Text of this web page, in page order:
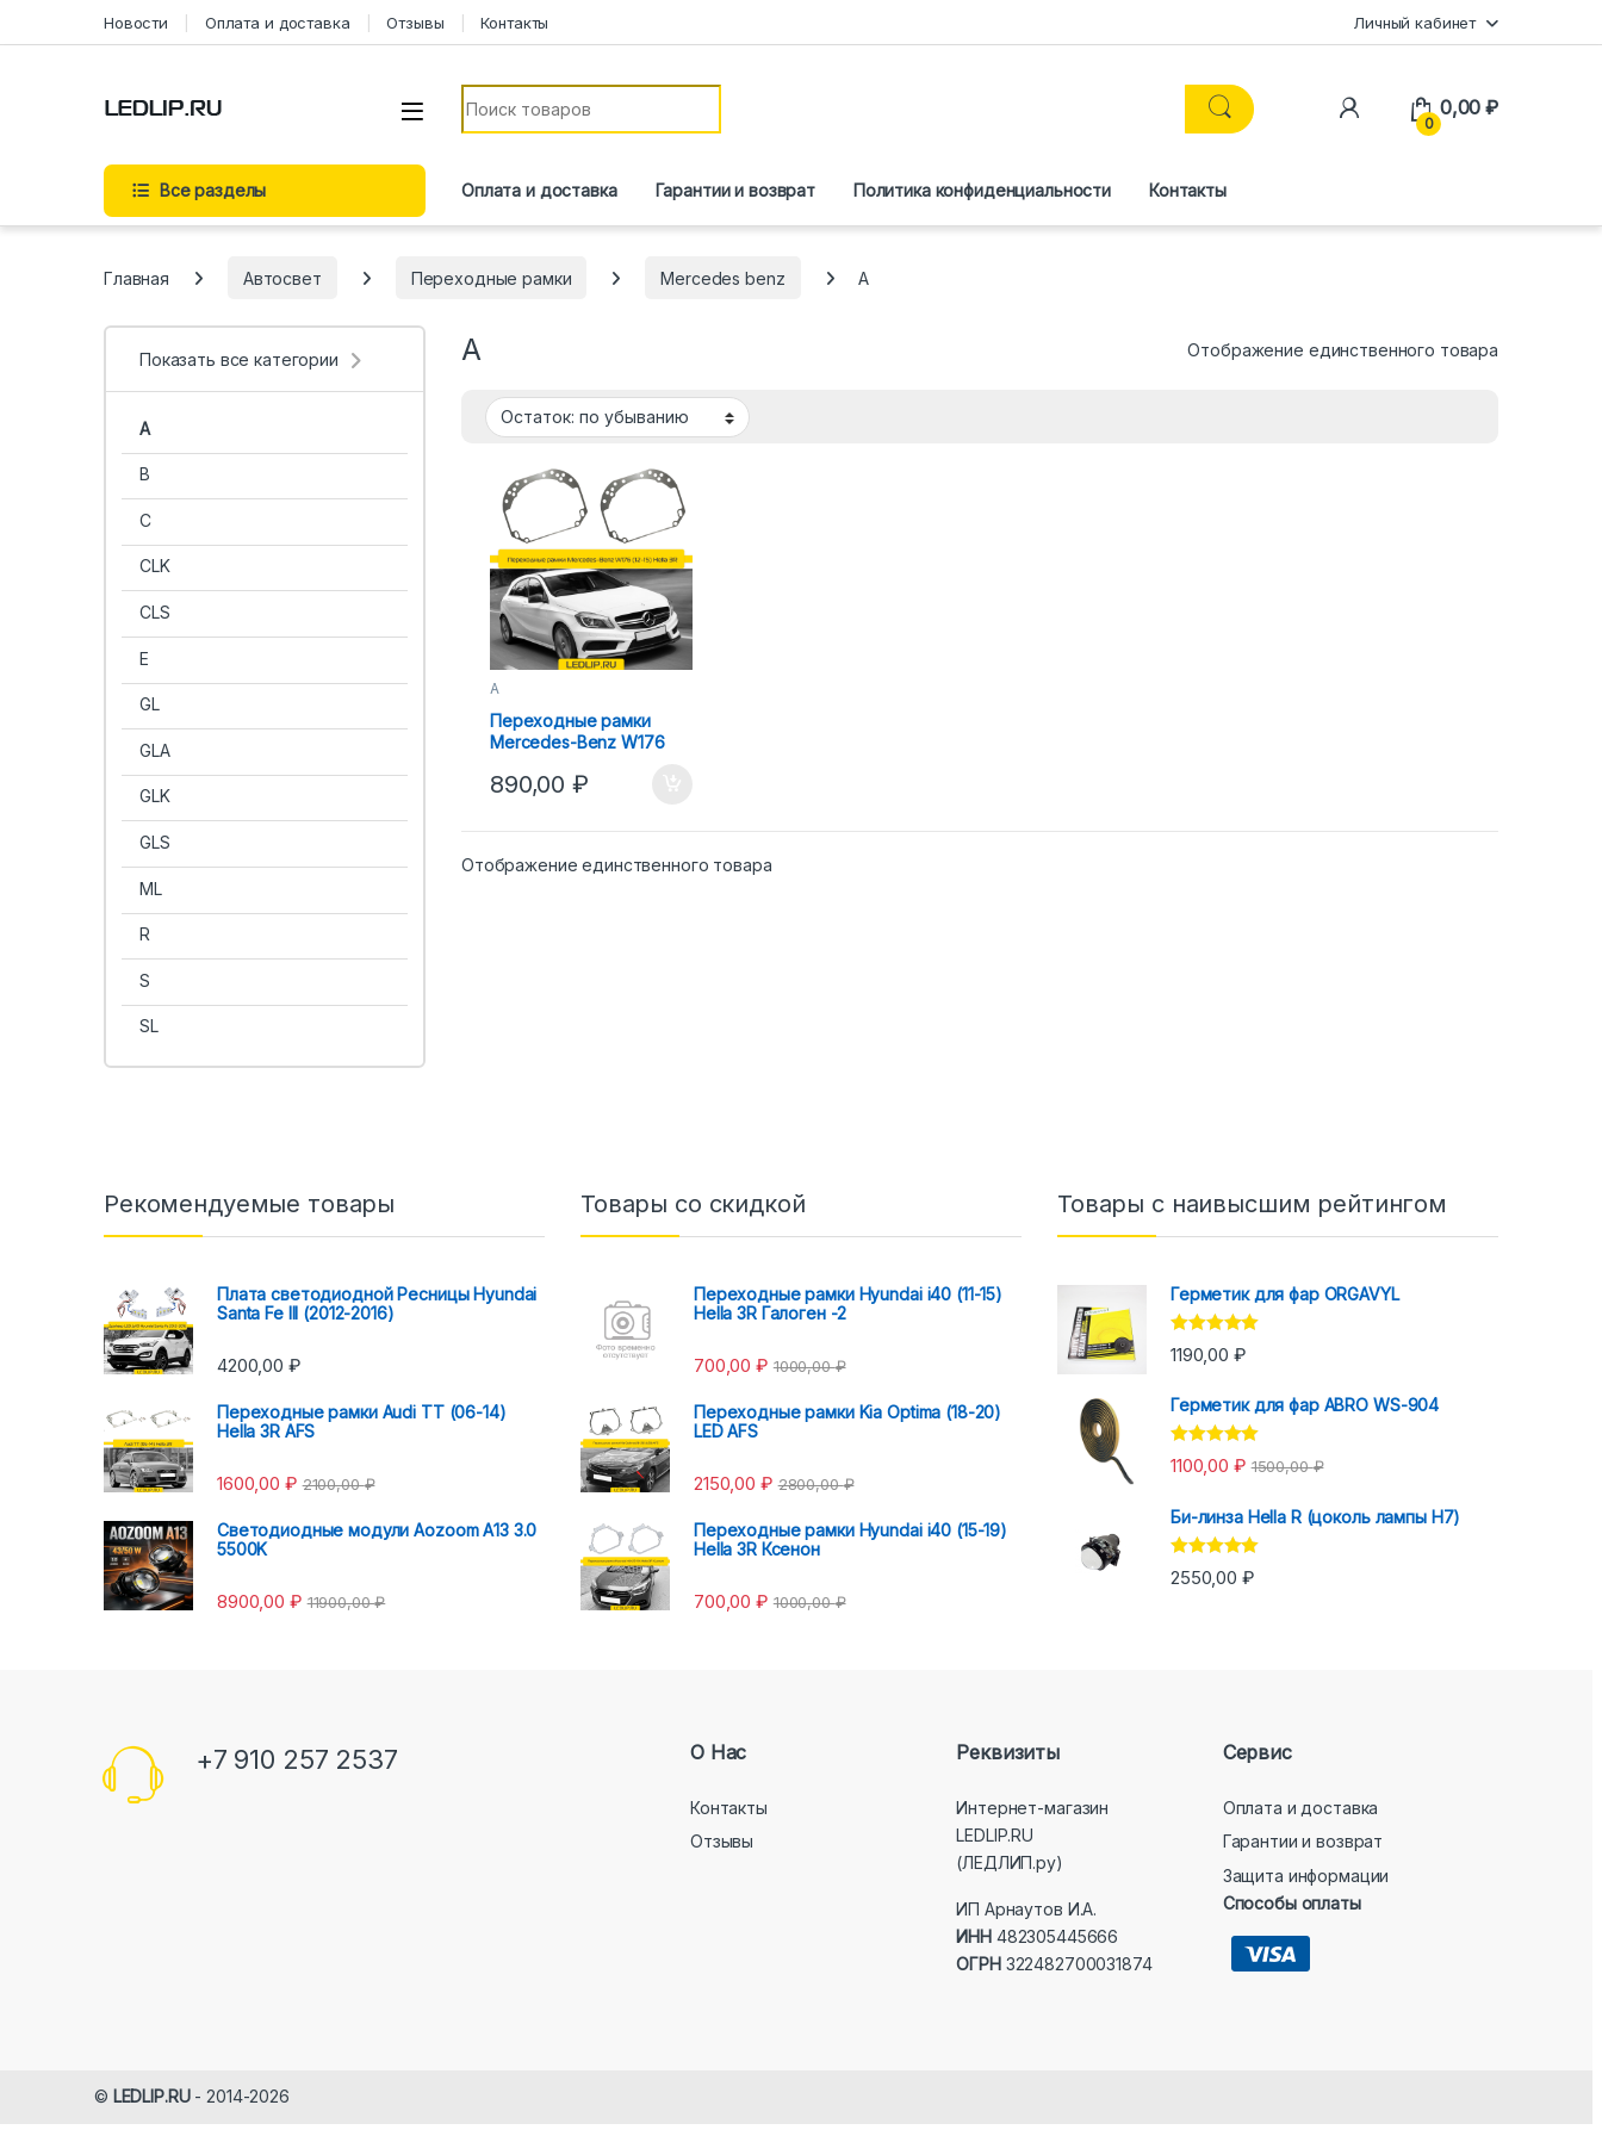
Перейти к содержимому
Новости Оплата и доставка Отзывы Контакты Личный кабинет
Искать:
0
0,00₽
Все разделы Оплата и доставка Гарантии и возврат Политика конфиденциальности Контакты
Главная Автосвет Переходные рамки Mercedes benz A
A Отображение единственного товара
A
Переходные рамки
Mercedes-Benz W176
890,00₽
Отображение единственного товара
Показать все категории
A
B
C
CLK
CLS
E
GL
GLA
GLK
GLS
ML
R
S
SL
Рекомендуемые товары
Плата светодиодной Ресницы Hyundai
Santa Fe III (2012-2016)
4200,00 ₽
Переходные рамки Audi TT (06-14)
Hella 3R AFS
1600,00 ₽ 2100,00₽
Светодиодные модули Aozoom A13 3.0
5500K
8900,00 ₽ 11900,00₽
Товары со скидкой
Переходные рамки Hyundai i40 (11-15)
Hella 3R Галоген -2
700,00₽ 1000,00₽
Переходные рамки Kia Optima (18-20)
LED AFS
2150,00 ₽ 2800,00₽
Переходные рамки Hyundai i40 (15-19)
Hella 3R Ксенон
700,00₽ 1000,00₽
Товары с наивысшим рейтингом
Герметик для фар ORGAVYL
Оценка 5.00
из 5
1190,00 ₽
Герметик для фар ABRO WS-904
Оценка 5.00
из 5
1100,00 ₽ 1500,00₽
Би-линза Hella R (цоколь лампы H7)
Оценка5.00
из 5
2550,00 ₽
+7 910 257 2537 О Нас
Контакты
Отзывы
Реквизиты
Интернет-магазин
LEDLIP.RU
(ЛЕДЛИП.ру)
ИП Арнаутов И.А.
ИНН482305445666
ОГРН322482700031874
Сервис
Оплата и доставка
Гарантии и возврат
Защита информации
Способы оплаты
© LEDLIP.RU- 2014-2026